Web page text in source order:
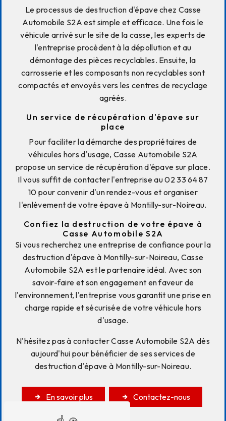
Le processus de destruction d'épave chez Casse
Automobile S2A est simple et efficace. Une fois le
véhicule arrivé sur le site de la casse, les experts de
l'entreprise procèdent à la dépollution et au
démontage des pièces recyclables. Ensuite, la
carrosserie et les composants non recyclables sont
compactés et envoyés vers les centres de recyclage
agréés.
Un service de récupération d'épave sur
place
Pour faciliter la démarche des propriétaires de
véhicules hors d'usage, Casse Automobile S2A
propose un service de récupération d'épave sur place.
Il vous suffit de contacter l'entreprise au 02 33 64 87
10 pour convenir d'un rendez-vous et organiser
l'enlèvement de votre épave à Montilly-sur-Noireau.
Confiez la destruction de votre épave à
Casse Automobile S2A
Si vous recherchez une entreprise de confiance pour la
destruction d'épave à Montilly-sur-Noireau, Casse
Automobile S2A est le partenaire idéal. Avec son
savoir-faire et son engagement en faveur de
l'environnement, l'entreprise vous garantit une prise en
charge rapide et sécurisée de votre véhicule hors
d'usage.
N'hésitez pas à contacter Casse Automobile S2A dès
aujourd'hui pour bénéficier de ses services de
destruction d'épave à Montilly-sur-Noireau.
En savoir plus Contactez-nous